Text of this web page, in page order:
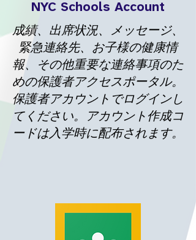
NYC Schools Account
成績、出席状況、メッセージ、
緊急連絡先、お子様の健康情
報、その他重要な連絡事項のた
めの保護者アクセスポータル。
保護者アカウントでログインし
てください。アカウント作成コ
ードは入学時に配布されます。